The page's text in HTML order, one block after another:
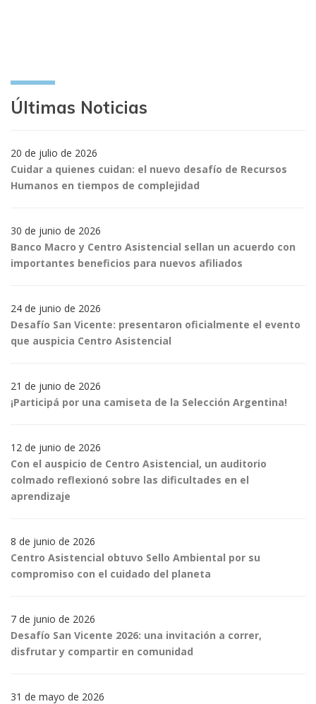
Últimas Noticias
20 de julio de 2026
Cuidar a quienes cuidan: el nuevo desafío de Recursos
Humanos en tiempos de complejidad
30 de junio de 2026
Banco Macro y Centro Asistencial sellan un acuerdo con
importantes beneficios para nuevos afiliados
24 de junio de 2026
Desafío San Vicente: presentaron oficialmente el evento
que auspicia Centro Asistencial
21 de junio de 2026
¡Participá por una camiseta de la Selección Argentina!
12 de junio de 2026
Con el auspicio de Centro Asistencial, un auditorio
colmado reflexionó sobre las dificultades en el
aprendizaje
8 de junio de 2026
Centro Asistencial obtuvo Sello Ambiental por su
compromiso con el cuidado del planeta
7 de junio de 2026
Desafío San Vicente 2026: una invitación a correr,
disfrutar y compartir en comunidad
31 de mayo de 2026